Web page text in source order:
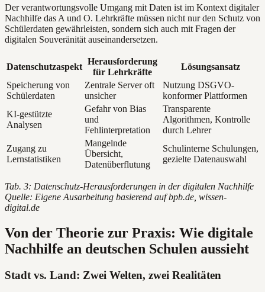
Der verantwortungsvolle Umgang mit Daten ist im Kontext digitaler
Nachhilfe das A und O. Lehrkräfte müssen nicht nur den Schutz von
Schülerdaten gewährleisten, sondern sich auch mit Fragen der
digitalen Souveränität auseinandersetzen.
Datenschutzaspekt
Herausforderung
für Lehrkräfte
Lösungsansatz
Speicherung von
Schülerdaten
Zentrale Server oft
unsicher
Nutzung DSGVO-
konformer Plattformen
KI-gestützte
Analysen
Gefahr von Bias
und
Fehlinterpretation
Transparente
Algorithmen, Kontrolle
durch Lehrer
Zugang zu
Lernstatistiken
Mangelnde
Übersicht,
Datenüberflutung
Schulinterne Schulungen,
gezielte Datenauswahl
Tab. 3: Datenschutz-Herausforderungen in der digitalen Nachhilfe
Quelle: Eigene Ausarbeitung basierend auf bpb.de, wissen-
digital.de
Von der Theorie zur Praxis: Wie digitale
Nachhilfe an deutschen Schulen aussieht
Stadt vs. Land: Zwei Welten, zwei Realitäten